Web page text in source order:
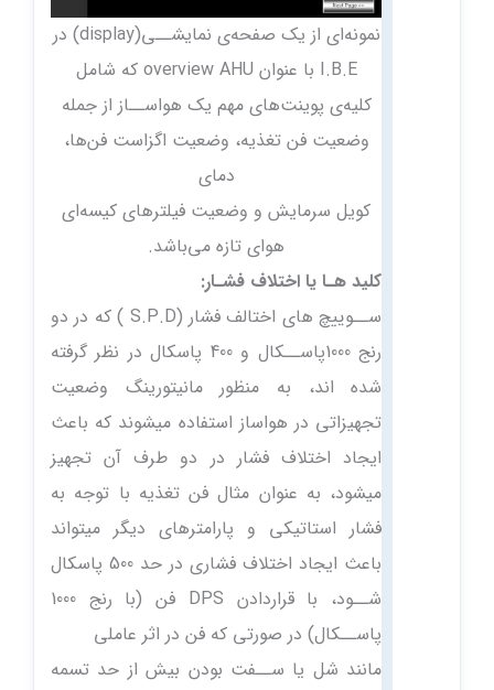
نمونه‌ای از یک صفحه‌ی نمایشــی(display) د‌ر
I.B.E با عنوان overview AHU که شامل
کلیه‌ی پوینت‌های مهم یک هواســاز از جمله
وضعیت فن تغذیه، وضعیت اگزاست فن‌ها،
د‌مای
کویل سرمایش و وضعیت فیلترهای کیسه‌ای
هوای تازه می‌باشد.
کلید هـا یا اختلاف فشـار:
ســوییچ های اختالف فشار (S.P.D ) که در دو
رنج 1000پاســکال و 400 پاسکال در نظر گرفته
شده اند، به منظور مانیتورینگ وضعیت
تجهیزاتی در هواساز استفاده میشوند که باعث
ایجاد اختلاف فشار در دو طرف آن تجهیز
میشود، به عنوان مثال فن تغذیه با توجه به
فشار استاتیکی و پارامترهای دیگر میتواند
باعث ایجاد اختلاف فشاری در حد 500 پاسکال
شــود، با قراردادن DPS فن (با رنج 1000
پاســکال) در صورتی که فن در اثر عاملی
مانند شل یا ســفت بودن بیش از حد تسمه